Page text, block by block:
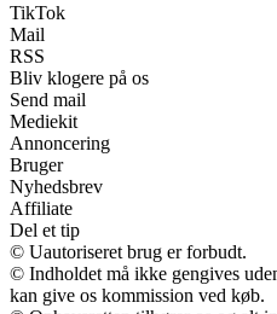
TikTok
Mail
RSS
Bliv klogere på os
Send mail
Mediekit
Annoncering
Bruger
Nyhedsbrev
Affiliate
Del et tip
© Uautoriseret brug er forbudt.
© Indholdet må ikke gengives
kan give os kommission ved køb.